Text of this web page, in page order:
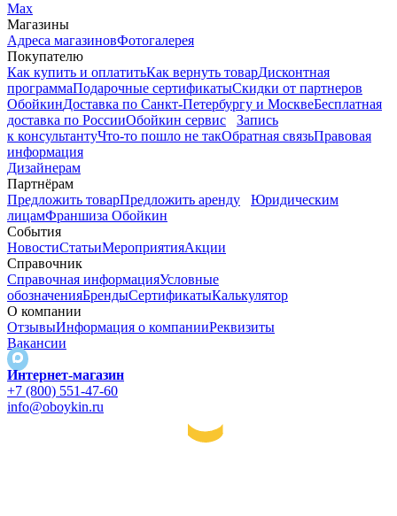
Max
Магазины
Адреса магазиновФотогалерея
Покупателю
Как купить и оплатитьКак вернуть товарДисконтная
программаПодарочные сертификатыСкидки от партнеров
ОбойкинДоставка по Санкт-Петербургу и МосквеБесплатная
доставка по РоссииОбойкин сервис
Запись
к консультантуЧто-то пошло не такОбратная связьПравовая
информация
Дизайнерам
Партнёрам
Предложить товарПредложить аренду
Юридическим
лицамФраншиза Обойкин
События
НовостиСтатьиМероприятияАкции
Справочник
Справочная информацияУсловные
обозначенияБрендыСертификатыКалькулятор
О компании
ОтзывыИнформация о компанииРеквизиты
Вакансии
Интернет-магазин
+7 (800) 551-47-60
info@oboykin.ru